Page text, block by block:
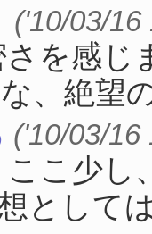
('10/03/16
を感
、絶望
('10/03/16
こ少し
として